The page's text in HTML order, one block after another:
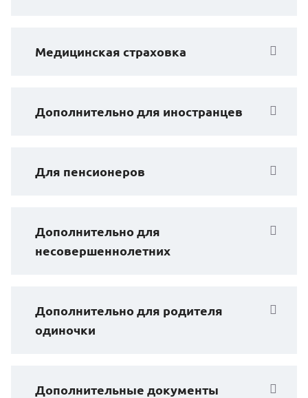
Медицинская страховка
Дополнительно для иностранцев
Для пенсионеров
Дополнительно для
несовершеннолетних
Дополнительно для родителя
одиночки
Дополнительные документы